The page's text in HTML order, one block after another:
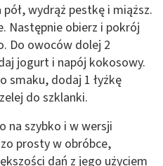
wydrąż pestkę i miąższ.
Następnie obierz i pokrój
Do owoców dolej 2
jogurt i napój kokosowy.
smaku, dodaj 1 łyżkę
do szklanki.
na szybko i w wersji
prosty w obróbce,
dań z jego użyciem